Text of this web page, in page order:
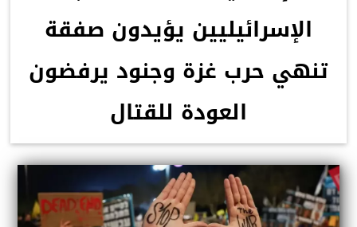
الإسرائيليين يؤيدون صفقة
تنهي حرب غزة وجنود يرفضون
العودة للقتال